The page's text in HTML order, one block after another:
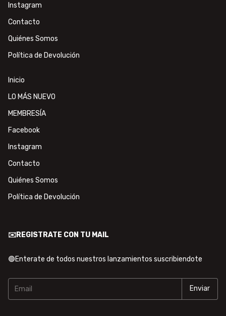
Instagram
Contacto
Quiénes Somos
Política de Devolución
Inicio
LO MÁS NUEVO
MEMBRESÍA
Facebook
Instagram
Contacto
Quiénes Somos
Política de Devolución
✉️REGISTRATE CON TU MAIL
🟢Enterate de todos nuestros lanzamientos suscribiendote